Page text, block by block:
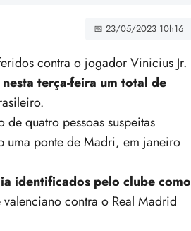
📅 23/05/2023 10h16
contra o jogador Vinicius Jr.
terça-feira um total de
quatro pessoas suspeitas
uma ponte de Madri, em janeiro
identificados pelo clube como
contra o Real Madrid